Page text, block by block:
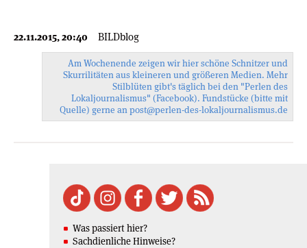
22.11.2015, 20:40 BILDblog
Am Wochenende zeigen wir hier schöne Schnitzer und
Skurrilitäten aus kleineren und größeren Medien. Mehr
Stilblüten gibt's täglich bei den "Perlen des
Lokaljournalismus" (Facebook). Fundstücke (bitte mit
Quelle) gerne anpost@perlen-des-lokaljournalismus.de
Was passiert hier?
Sachdienliche Hinweise?